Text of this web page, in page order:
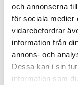
och annonserna
för sociala medier
vidarebefordrar
information från
annons- och
Dessa kan i sin
information som
Coon Adult även
använder
riktlinjerna i vår
katt får rätt
hälsofördelar.
Kattens
vikt
Lågt